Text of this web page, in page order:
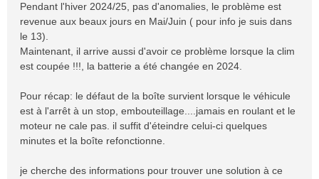
Pendant l'hiver 2024/25, pas d'anomalies, le problème est
revenue aux beaux jours en Mai/Juin ( pour info je suis dans
le 13).
Maintenant, il arrive aussi d'avoir ce problème lorsque la clim
est coupée !!!, la batterie a été changée en 2024.
Pour récap: le défaut de la boîte survient lorsque le véhicule
est à l'arrêt à un stop, embouteillage....jamais en roulant et le
moteur ne cale pas. il suffit d'éteindre celui-ci quelques
minutes et la boîte refonctionne.
je cherche des informations pour trouver une solution à ce